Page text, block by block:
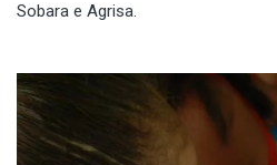
Sobara e Agrisa.